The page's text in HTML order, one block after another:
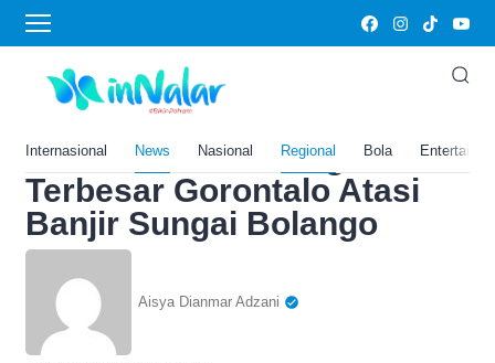
Internasional News Nasional Regional Bola
Home›News
Proyek ‘Tenggelamkan’ 3
Desa, Begini Proyeksi
Keandalan Bendungan
Terbesar Gorontalo Atasi
Banjir Sungai Bolango
Aisya Dianmar Adzani